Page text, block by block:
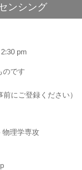
ンシング
pm
のです
にご登録ください）
物理学専攻